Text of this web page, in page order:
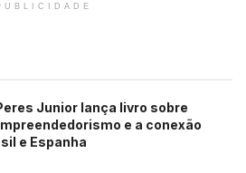
Junior lança livro sobre
e a conexão
e Espanha